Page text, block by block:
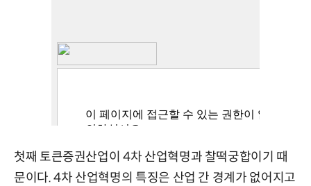
첫째 토큰증권산업이 4차 산업혁명과 찰떡궁합이기 때
문이다. 4차 산업혁명의 특징은 산업 간 경계가 없어지고